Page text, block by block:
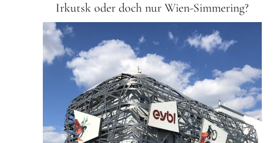
Irkutsk oder doch nur Wien-Simmering?